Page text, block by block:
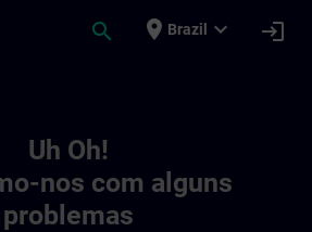
search place Brazil expand_more login
Uh Oh!
nos com alguns
problemas